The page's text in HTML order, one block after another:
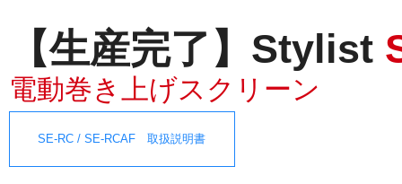
【生産完了】Stylist
電動巻き上げスクリーン
SE-RC / SE-RCAF 取扱説明書